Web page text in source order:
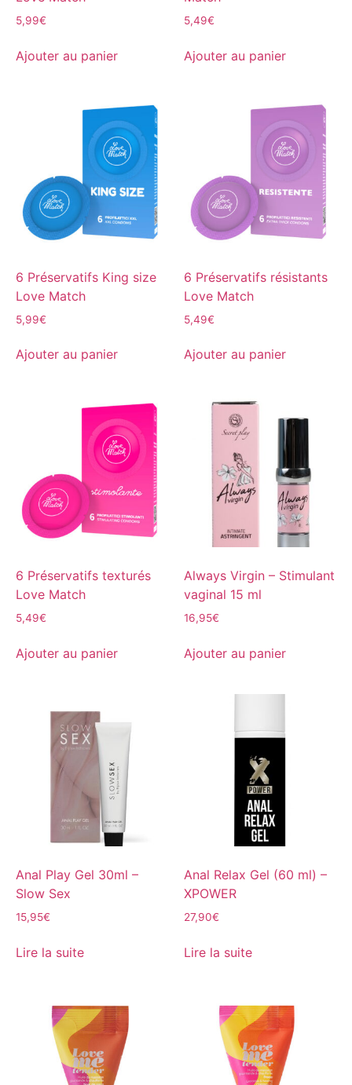
5,99€
Ajouter au panier
5,49€
Ajouter au panier
6 Préservatifs King size
Love Match
5,99€
Ajouter au panier
6 Préservatifs résistants
Love Match
5,49€
Ajouter au panier
6 Préservatifs texturés
Love Match
5,49€
Ajouter au panier
Always Virgin – Stimulant
vaginal 15 ml
16,95€
Ajouter au panier
Anal Play Gel 30ml –
Slow Sex
15,95€
Lire la suite
Anal Relax Gel (60 ml) –
XPOWER
27,90€
Lire la suite